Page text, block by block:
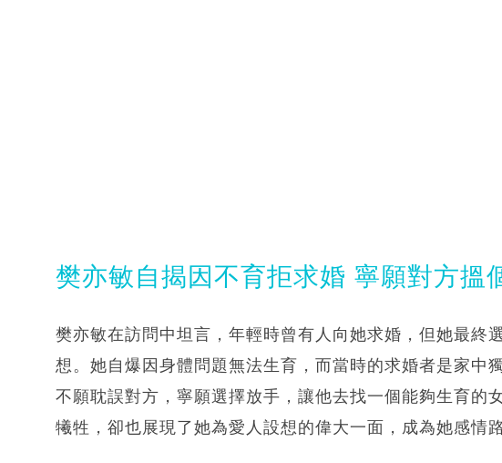
樊亦敏自揭因不育拒求婚 寧願對方搵
樊亦敏在訪問中坦言，年輕時曾有人向她求婚，但她最終
想。她自爆因身體問題無法生育，而當時的求婚者是家中
不願耽誤對方，寧願選擇放手，讓他去找一個能夠生育的
犧牲，卻也展現了她為愛人設想的偉大一面，成為她感情